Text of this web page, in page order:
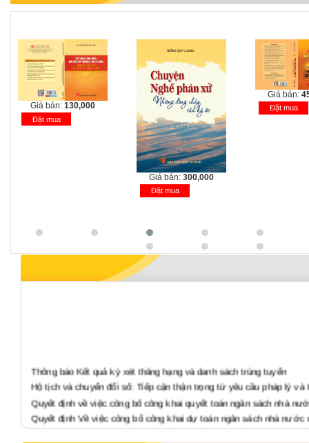
Giá bán: 130,000
Đặt mua
Giá bán: 300,000
Đặt mua
Giá bán:
Đặt mua
Thông báo Kết quả kỳ xét thăng hạng và danh sách trúng tuyển
Hộ tịch và chuyển đổi số: Tiếp cận thận trọng từ yêu cầu pháp lý và
Quyết định về việc công bố công khai quyết toán ngân sách nhà
Quyết định Về việc công bố công khai dự toán ngân sách nhà nước
Báo cáo tình hình thực hiện công khai quyết toán ngân sách nhà